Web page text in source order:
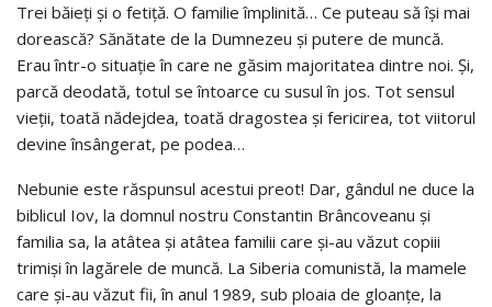
Trei băieţi şi o fetiţă. O familie împlinită… Ce puteau să îşi mai
dorească? Sănătate de la Dumnezeu şi putere de muncă.
Erau într-o situaţie în care ne găsim majoritatea dintre noi. Şi,
parcă deodată, totul se întoarce cu susul în jos. Tot sensul
vieţii, toată nădejdea, toată dragostea şi fericirea, tot viitorul
devine însângerat, pe podea…
Nebunie este răspunsul acestui preot! Dar, gândul ne duce la
biblicul Iov, la domnul nostru Constantin Brâncoveanu şi
familia sa, la atâtea şi atâtea familii care şi-au văzut copiii
trimişi în lagărele de muncă. La Siberia comunistă, la mamele
care şi-au văzut fii, în anul 1989, sub ploaia de gloanţe, la